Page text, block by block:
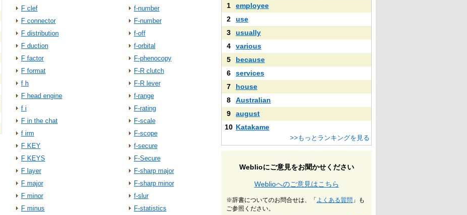
F clef
F connector
F distribution
F duction
F factor
F format
f h
F head engine
f i
F in the chat
f irm
F KEY
F KEYS
F layer
F major
F minor
F minus
f-number
F-number
f-off
f-orbital
F-phenocopy
F-R clutch
F-R lever
f-range
F-rating
F-scale
F-scope
f-secure
F-Secure
F-sharp major
F-sharp minor
f-slur
F-statistics
1
employee
2
use
3
usually
4
various
5
because
6
services
7
house
8
Australian
9
august
10 Katakame
>>もっとランキングを見る
Weblioにご意見をお聞かせください
Weblioへのご意見はこちら
※辞書についてのお問合せは、「 よくある質問 」も
ご参照ください。